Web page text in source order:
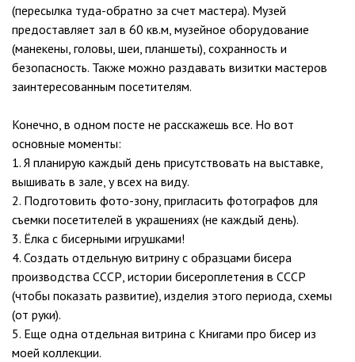
(пересылка туда-обратно за счет мастера). Музей
предоставляет зал в 60 кв.м, музейное оборудование
(манекены, головы, шеи, планшеты), сохранность и
безопасность. Также можно раздавать визитки мастеров
заинтересованным посетителям.
Конечно, в одном посте не расскажешь все. Но вот
основные моменты:
1. Я планирую каждый день присутствовать на выставке,
вышивать в зале, у всех на виду.
2. Подготовить фото-зону, пригласить фотографов для
съемки посетителей в украшениях (не каждый день).
3. Ёлка с бисерными игрушками!
4. Создать отдельную витрину с образцами бисера
производства СССР, истории бисероплетения в СССР
(чтобы показать развитие), изделия этого периода, схемы
(от руки).
5. Еще одна отдельная витрина с Книгами про бисер из
моей коллекции.